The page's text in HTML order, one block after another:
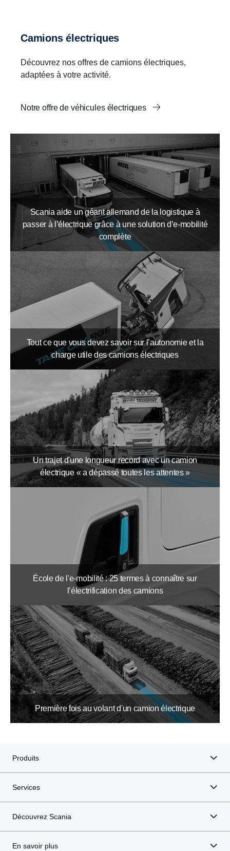
Camions électriques
Découvrez nos offres de camions électriques,
adaptées à votre activité.
Notre offre de véhicules électriques
Scania aide un géant allemand de la logistique à
passer à l’électrique grâce à une solution d’e-mobilité
complète
Tout ce que vous devez savoir sur l’autonomie et la
charge utile des camions électriques
Un trajet d'une longueur record avec un camion
électrique « a dépassé toutes les attentes »
École de l'e-mobilité : 25 termes à connaître sur
l’électrification des camions
Première fois au volant d'un camion électrique
Produits
Services
Découvrez Scania
En savoir plus